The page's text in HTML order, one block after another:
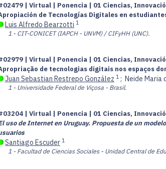
| Virtual | Ponencia | 01 Ciencias,
de Tecnologías Digitales en
Luis Alfredo Bearzotti 1
1 - CIT-CONICET (IAPCH - UNVM) / CIFyHH (UNC).
| Virtual | Ponencia | 01 Ciencias,
de tecnologias digitais nos espaços
Juan Sebastian Restrepo González 1 ; Neide Maria
1 - Universidade Federal de Viçosa - Brasil.
| Virtual | Ponencia | 01 Ciencias,
uso de Internet en Uruguay. Propuesta de un
Santiago Escuder 1
1 - Facultad de Ciencias Sociales - Unidad Central de